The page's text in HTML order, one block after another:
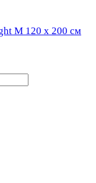
M 120 х 200 см